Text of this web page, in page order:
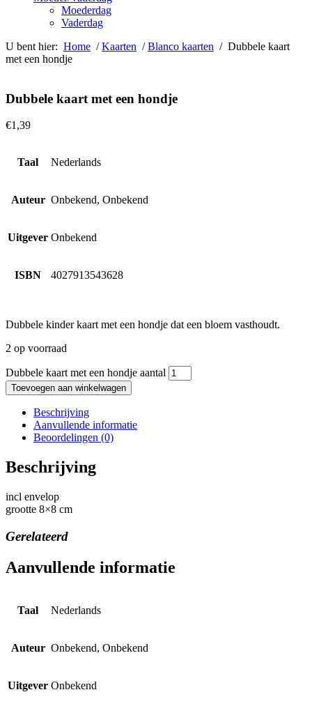
Moederdag
Vaderdag
U bent hier: Home /Kaarten /Blanco kaarten / Dubbele kaart
met een hondje
Dubbele kaart met een hondje
€1,39
Taal Nederlands
Auteur Onbekend, Onbekend
Uitgever Onbekend
ISBN 4027913543628
Dubbele kinder kaart met een hondje dat een bloem vasthoudt.
2 op voorraad
Dubbele kaart met een hondje aantal
Toevoegen aan winkelwagen
Beschrijving
Aanvullende informatie
Beoordelingen (0)
Beschrijving
incl envelop
grootte 8×8 cm
Gerelateerd
Aanvullende informatie
Taal Nederlands
Auteur Onbekend, Onbekend
Uitgever Onbekend